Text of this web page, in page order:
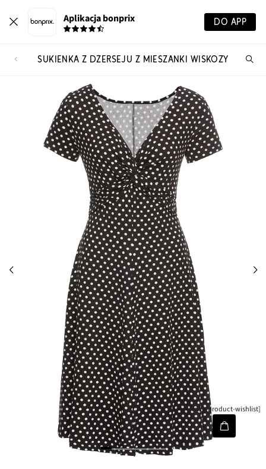
Aplikacja bonprix DO APP
SUKIENKA Z DŻERSEJU Z MIESZANKI WISKOZY
[node-product-wishlist]